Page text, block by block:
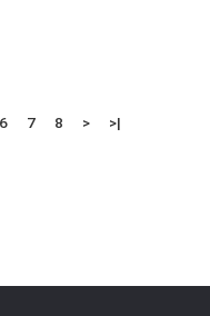
6 7 8 > >|